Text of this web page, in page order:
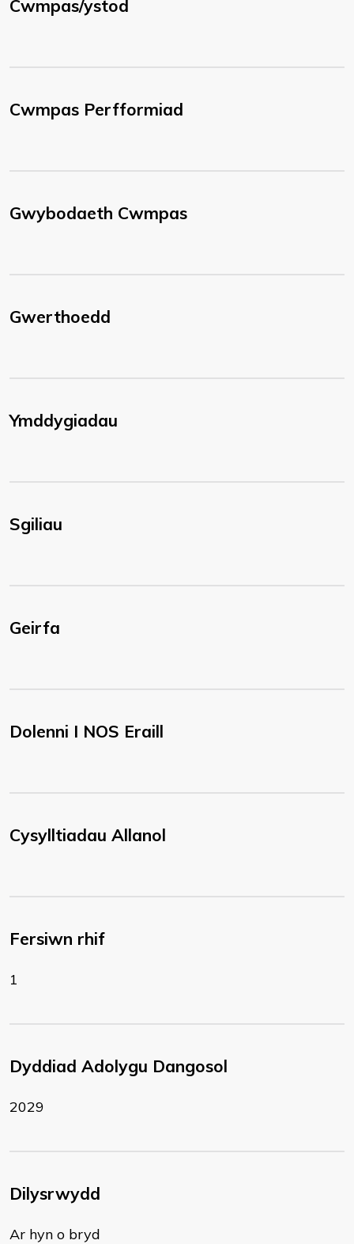
Cwmpas/ystod
Cwmpas Perfformiad
Gwybodaeth Cwmpas
Gwerthoedd
Ymddygiadau
Sgiliau
Geirfa
Dolenni I NOS Eraill
Cysylltiadau Allanol
Fersiwn rhif
1
Dyddiad Adolygu Dangosol
2029
Dilysrwydd
Ar hyn o bryd